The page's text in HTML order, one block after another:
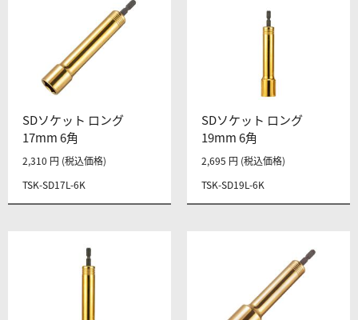
SDソケット ロング
17mm 6角
TSK-SD17L-6K
2,310 円 (税込価格)
SDソケット ロング
19mm 6角
TSK-SD19L-6K
2,695 円 (税込価格)